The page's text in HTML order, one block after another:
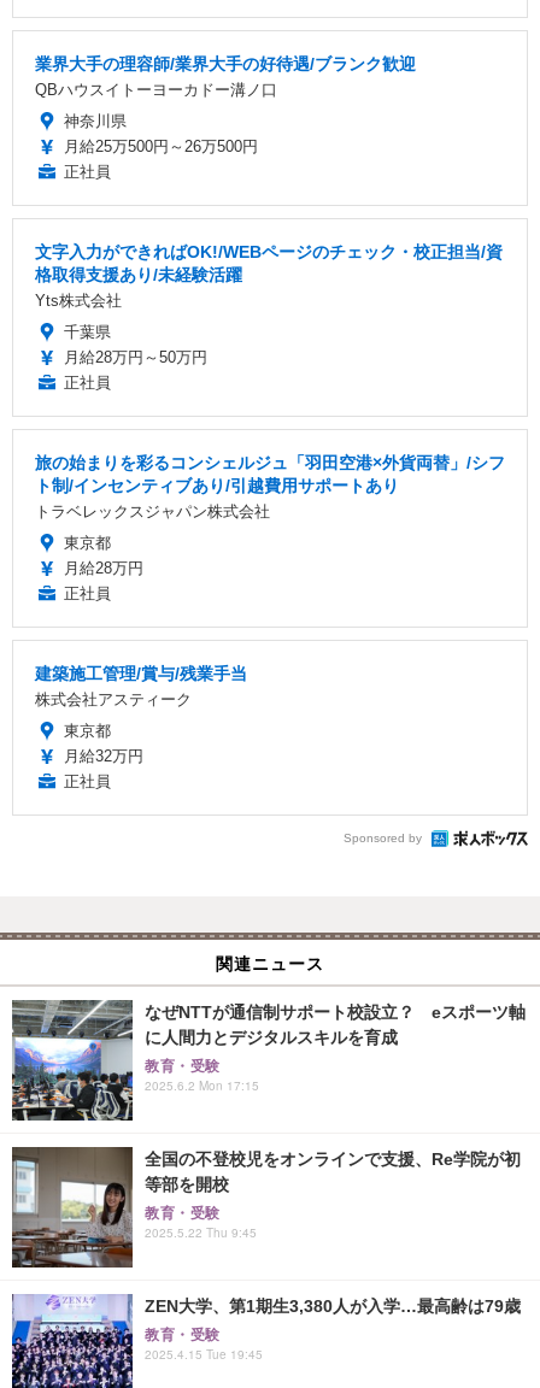
業界大手の理容師/業界大手の好待遇/ブランク歓迎
QBハウスイトーヨーカドー溝ノ口
神奈川県
月給25万500円～26万500円
正社員
文字入力ができればOK!/WEBページのチェック・校正担当/資
格取得支援あり/未経験活躍
Yts株式会社
千葉県
月給28万円～50万円
正社員
旅の始まりを彩るコンシェルジュ「羽田空港×外貨両替」/シフ
ト制/インセンティブあり/引越費用サポートあり
トラベレックスジャパン株式会社
東京都
月給28万円
正社員
建築施工管理/賞与/残業手当
株式会社アスティーク
東京都
月給32万円
正社員
Sponsored by
関連ニュース
なぜNTTが通信制サポート校設立？ eスポーツ軸
に人間力とデジタルスキルを育成
教育・受験
2025.6.2 Mon 17:15
全国の不登校児をオンラインで支援、Re学院が初
等部を開校
教育・受験
2025.5.22 Thu 9:45
ZEN大学、第1期生3,380人が入学…最高齢は79歳
教育・受験
2025.4.15 Tue 19:45